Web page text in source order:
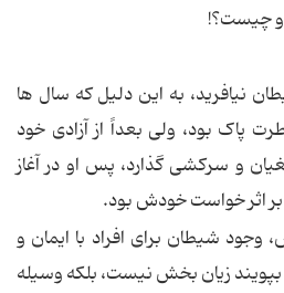
چیست؟!
نیافرید، به این دلیل که سال ها
پاک بود، ولى بعداً از آزادى خود
و سرکشى گذارد، پس او در آغاز
اثر خواست خودش بود.
وجود شیطان براى افراد با ایمان و
بپویند زیان بخش نیست، بلکه وسیله